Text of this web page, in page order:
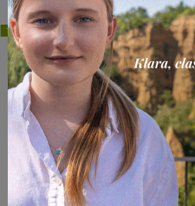
TAGS Calcio giovanili
Share